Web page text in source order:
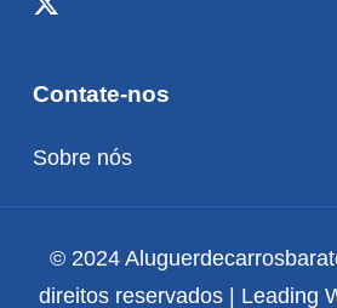
Contate-nos
Sobre nós
© 2024
direitos reservados | Leading